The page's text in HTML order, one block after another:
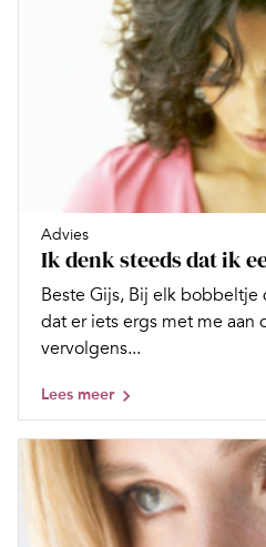
Advies
Ik denk steeds dat ik
Beste Gijs, Bij elk bobbeltje
dat er iets ergs met me aan
vervolgens...
Lees meer